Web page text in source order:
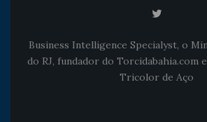
Business Intelligence Specialyst, o
do RJ, fundador do Torcidabahia.com
Tricolor de Aço